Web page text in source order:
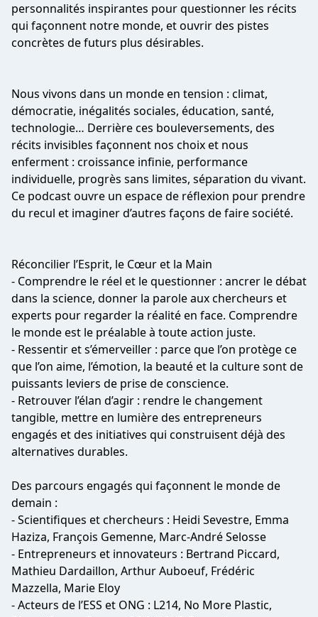
personnalités inspirantes pour questionner les récits
qui façonnent notre monde, et ouvrir des pistes
concrètes de futurs plus désirables.
Nous vivons dans un monde en tension : climat,
démocratie, inégalités sociales, éducation, santé,
technologie… Derrière ces bouleversements, des
récits invisibles façonnent nos choix et nous
enferment : croissance infinie, performance
individuelle, progrès sans limites, séparation du vivant.
Ce podcast ouvre un espace de réflexion pour prendre
du recul et imaginer d’autres façons de faire société.
Réconcilier l’Esprit, le Cœur et la Main
- Comprendre le réel et le questionner : ancrer le débat
dans la science, donner la parole aux chercheurs et
experts pour regarder la réalité en face. Comprendre
le monde est le préalable à toute action juste.
- Ressentir et s’émerveiller : parce que l’on protège ce
que l’on aime, l’émotion, la beauté et la culture sont de
puissants leviers de prise de conscience.
- Retrouver l’élan d’agir : rendre le changement
tangible, mettre en lumière des entrepreneurs
engagés et des initiatives qui construisent déjà des
alternatives durables.
Des parcours engagés qui façonnent le monde de
demain :
- Scientifiques et chercheurs : Heidi Sevestre, Emma
Haziza, François Gemenne, Marc-André Selosse
- Entrepreneurs et innovateurs : Bertrand Piccard,
Mathieu Dardaillon, Arthur Auboeuf, Frédéric
Mazzella, Marie Eloy
- Acteurs de l’ESS et ONG : L214, No More Plastic,